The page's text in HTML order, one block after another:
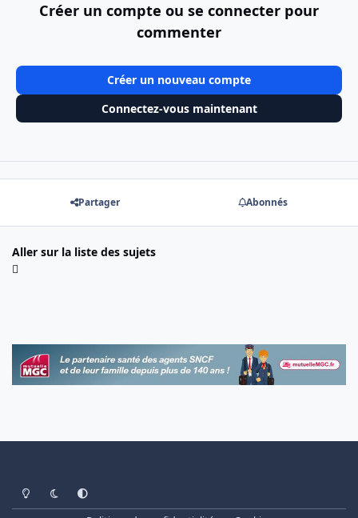
Créer un compte ou se connecter pour
commenter
Créer un nouveau compte
Connectez-vous maintenant
Partager Abonnés
Aller sur la liste des sujets
Light ModeDark ModeSystem Preference